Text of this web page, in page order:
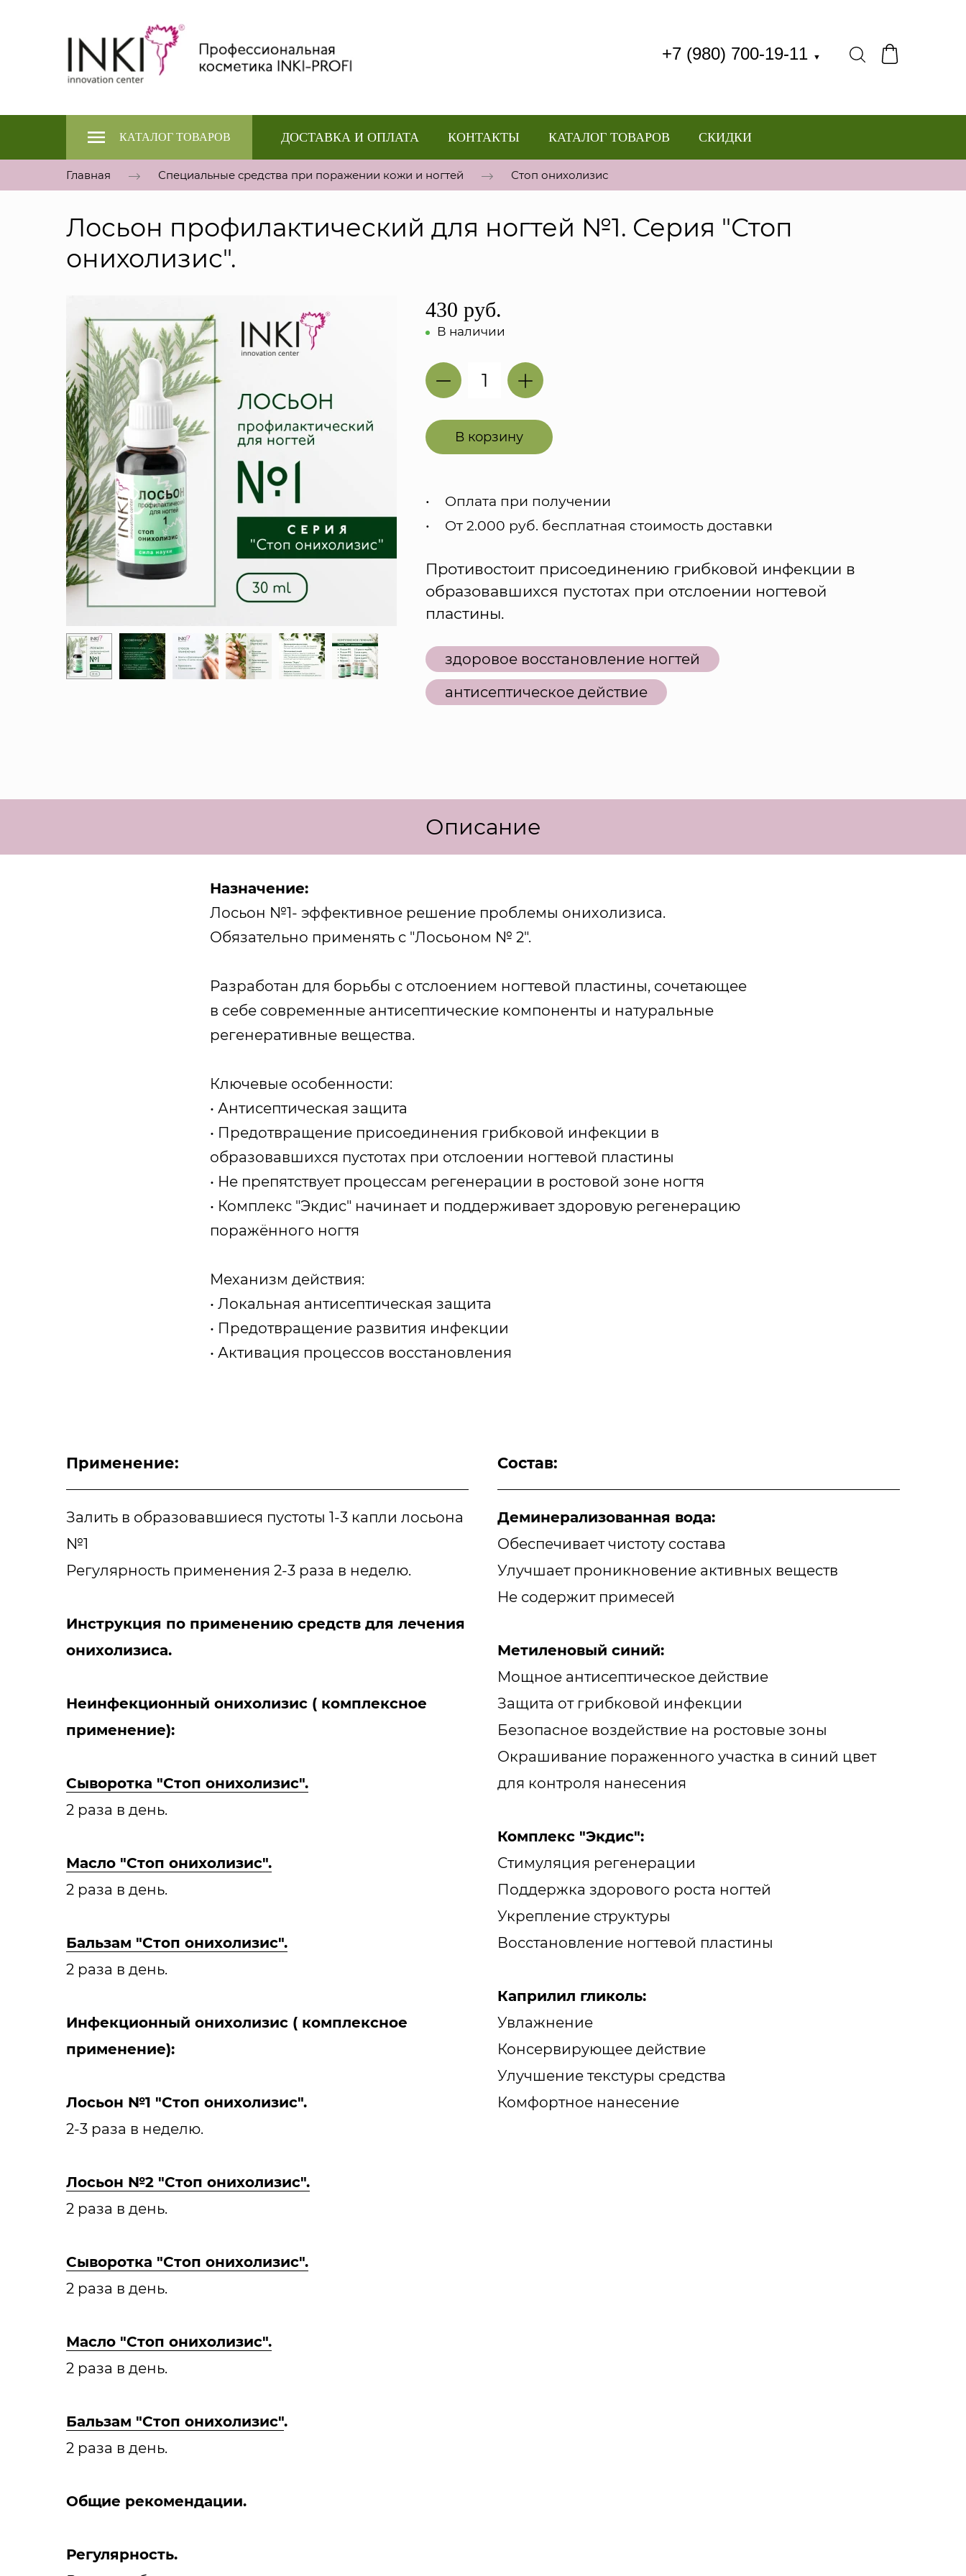
+7 (980) 700-19-11 ▼
КАТАЛОГ ТОВАРОВ ДОСТАВКА И ОПЛАТА КОНТАКТЫ КАТАЛОГ ТОВАРОВ СКИДКИ
Главная Специальные средства при поражении кожи и ногтей Стоп онихолизис
Лосьон профилактический для ногтей №1. Серия "Стоп
онихолизис".
430 руб.
В наличии
В корзину
Оплата при получении
От 2.000 руб. бесплатная стоимость доставки
Противостоит присоединению грибковой инфекции в
образовавшихся пустотах при отслоении ногтевой
пластины.
здоровое восстановление ногтей
антисептическое действие
Описание
Назначение:
Лосьон №1- эффективное решение проблемы онихолизиса.
Обязательно применять с "Лосьоном № 2".
Разработан для борьбы с отслоением ногтевой пластины, сочетающее
в себе современные антисептические компоненты и натуральные
регенеративные вещества.
Ключевые особенности:
• Антисептическая защита
• Предотвращение присоединения грибковой инфекции в
образовавшихся пустотах при отслоении ногтевой пластины
• Не препятствует процессам регенерации в ростовой зоне ногтя
• Комплекс "Экдис" начинает и поддерживает здоровую регенерацию
поражённого ногтя
Механизм действия:
• Локальная антисептическая защита
• Предотвращение развития инфекции
• Активация процессов восстановления
Применение:
Залить в образовавшиеся пустоты 1-3 капли лосьона
№1
Регулярность применения 2-3 раза в неделю.
Инструкция по применению средств для лечения
онихолизиса.
Неинфекционный онихолизис ( комплексное
применение):
Сыворотка "Стоп онихолизис".
2 раза в день.
Масло "Стоп онихолизис".
2 раза в день.
Бальзам "Стоп онихолизис".
2 раза в день.
Инфекционный онихолизис ( комплексное
применение):
Лосьон №1 "Стоп онихолизис".
2-3 раза в неделю.
Лосьон №2 "Стоп онихолизис".
2 раза в день.
Сыворотка "Стоп онихолизис".
2 раза в день.
Масло "Стоп онихолизис".
2 раза в день.
Бальзам "Стоп онихолизис".
2 раза в день.
Общие рекомендации.
Регулярность.
Состав:
Деминерализованная вода:
Обеспечивает чистоту состава
Улучшает проникновение активных веществ
Не содержит примесей
Метиленовый синий:
Мощное антисептическое действие
Защита от грибковой инфекции
Безопасное воздействие на ростовые зоны
Окрашивание пораженного участка в синий цвет
для контроля нанесения
Комплекс "Экдис":
Стимуляция регенерации
Поддержка здорового роста ногтей
Укрепление структуры
Восстановление ногтевой пластины
Каприлил гликоль:
Увлажнение
Консервирующее действие
Улучшение текстуры средства
Комфортное нанесение